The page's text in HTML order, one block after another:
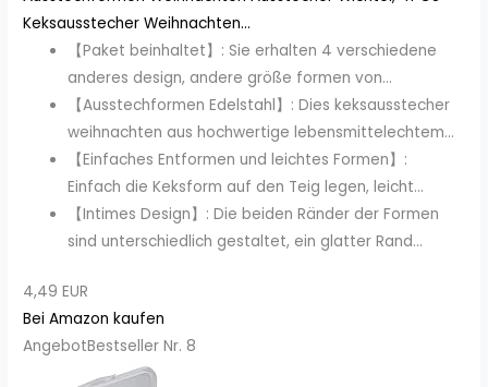
Keksausstecher Weihnachten...
【Paket beinhaltet】: Sie erhalten 4 verschiedene
anderes design, andere größe formen von...
【Ausstechformen Edelstahl】: Dies keksausstecher
weihnachten aus hochwertige lebensmittelechtem...
【Einfaches Entformen und leichtes Formen】:
Einfach die Keksform auf den Teig legen, leicht...
【Intimes Design】: Die beiden Ränder der Formen
sind unterschiedlich gestaltet, ein glatter Rand...
4,49 EUR
Bei Amazon kaufen
AngebotBestseller Nr. 8